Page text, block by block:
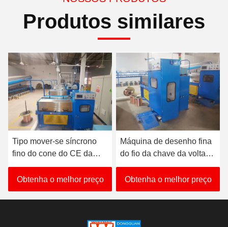
Produtos similares
Tipo mover-se síncrono
fino do cone do CE da
máquina de tiragem 380V-
480V do fio
Obtenha o melhor preço
Máquina de desenho fina
do fio da chave da volta
do fabricante de confiança
Obtenha o melhor preço